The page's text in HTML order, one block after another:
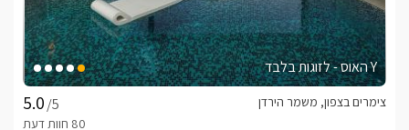
Y האוס - לזוגות בלבד
/5
צימרים בצפון, משמר הירדן